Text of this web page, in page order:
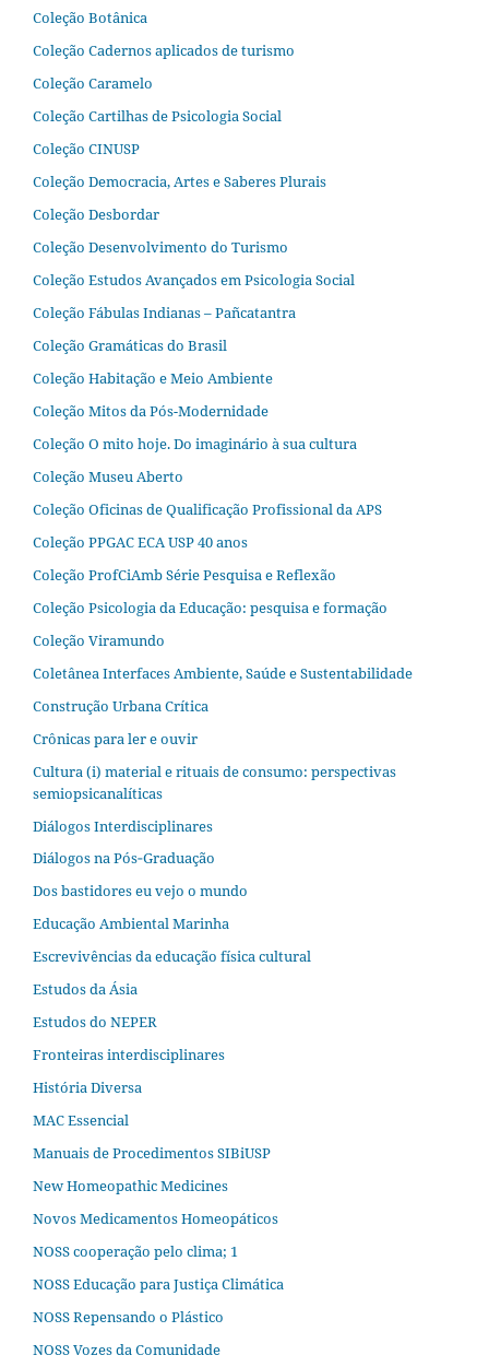
Coleção Botânica
Coleção Cadernos aplicados de turismo
Coleção Caramelo
Coleção Cartilhas de Psicologia Social
Coleção CINUSP
Coleção Democracia, Artes e Saberes Plurais
Coleção Desbordar
Coleção Desenvolvimento do Turismo
Coleção Estudos Avançados em Psicologia Social
Coleção Fábulas Indianas – Pañcatantra
Coleção Gramáticas do Brasil
Coleção Habitação e Meio Ambiente
Coleção Mitos da Pós-Modernidade
Coleção O mito hoje. Do imaginário à sua cultura
Coleção Museu Aberto
Coleção Oficinas de Qualificação Profissional da APS
Coleção PPGAC ECA USP 40 anos
Coleção ProfCiAmb Série Pesquisa e Reflexão
Coleção Psicologia da Educação: pesquisa e formação
Coleção Viramundo
Coletânea Interfaces Ambiente, Saúde e Sustentabilidade
Construção Urbana Crítica
Crônicas para ler e ouvir
Cultura (i) material e rituais de consumo: perspectivas
semiopsicanalíticas
Diálogos Interdisciplinares
Diálogos na Pós‐Graduação
Dos bastidores eu vejo o mundo
Educação Ambiental Marinha
Escrevivências da educação física cultural
Estudos da Ásia​
Estudos do NEPER
Fronteiras interdisciplinares
História Diversa
MAC Essencial
Manuais de Procedimentos SIBiUSP
New Homeopathic Medicines
Novos Medicamentos Homeopáticos
NOSS cooperação pelo clima; 1
NOSS Educação para Justiça Climática
NOSS Repensando o Plástico
NOSS Vozes da Comunidade